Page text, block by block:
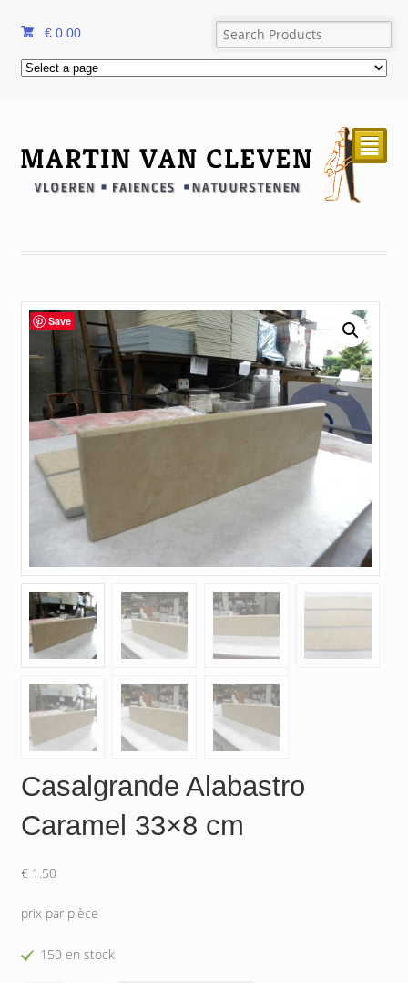
€ 0.00
²
Save
Casalgrande Alabastro
Caramel 33×8 cm
€1.50
prix par pièce
150 en stock